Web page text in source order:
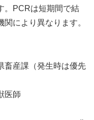
。PCRは短期間で結
により異なります。
畜産課（発生時は優先
医師